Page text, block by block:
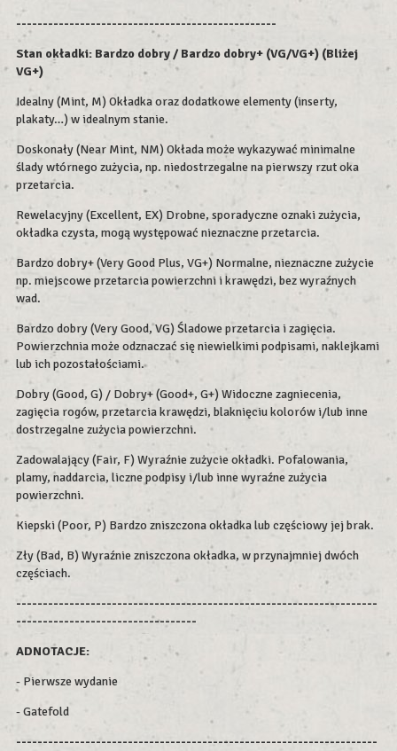
-------------------------------------------------
Stan okładki: Bardzo dobry / Bardzo dobry+ (VG/VG+) (Bliżej
VG+)
Idealny (Mint, M) Okładka oraz dodatkowe elementy (inserty,
plakaty…) w idealnym stanie.
Doskonały (Near Mint, NM) Okłada może wykazywać minimalne
ślady wtórnego zużycia, np. niedostrzegalne na pierwszy rzut oka
przetarcia.
Rewelacyjny (Excellent, EX) Drobne, sporadyczne oznaki zużycia,
okładka czysta, mogą występować nieznaczne przetarcia.
Bardzo dobry+ (Very Good Plus, VG+) Normalne, nieznaczne zużycie
np. miejscowe przetarcia powierzchni i krawędzi, bez wyraźnych
wad.
Bardzo dobry (Very Good, VG) Śladowe przetarcia i zagięcia.
Powierzchnia może odznaczać się niewielkimi podpisami, naklejkami
lub ich pozostałościami.
Dobry (Good, G) / Dobry+ (Good+, G+) Widoczne zagniecenia,
zagięcia rogów, przetarcia krawędzi, blaknięciu kolorów i/lub inne
dostrzegalne zużycia powierzchni.
Zadowalający (Fair, F) Wyraźnie zużycie okładki. Pofalowania,
plamy, naddarcia, liczne podpisy i/lub inne wyraźne zużycia
powierzchni.
Kiepski (Poor, P) Bardzo zniszczona okładka lub częściowy jej brak.
Zły (Bad, B) Wyraźnie zniszczona okładka, w przynajmniej dwóch
częściach.
--------------------------------------------------------------------
----------------------------------
ADNOTACJE:
- Pierwsze wydanie
- Gatefold
--------------------------------------------------------------------